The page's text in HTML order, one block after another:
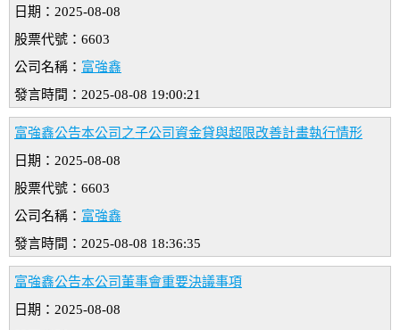
日期：2025-08-08
股票代號：6603
公司名稱： 富強鑫
發言時間：2025-08-08 19:00:21
富強鑫公告本公司之子公司資金貸與超限改善計畫執行情形
日期：2025-08-08
股票代號：6603
公司名稱： 富強鑫
發言時間：2025-08-08 18:36:35
富強鑫公告本公司董事會重要決議事項
日期：2025-08-08